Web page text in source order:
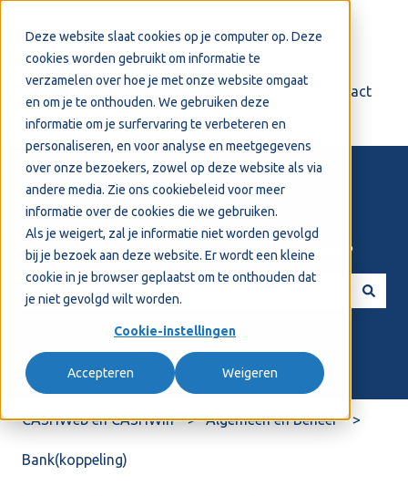
Deze website slaat cookies op je computer op. Deze
cookies worden gebruikt om informatie te
verzamelen over hoe je met onze website omgaat
en om je te onthouden. We gebruiken deze
informatie om je surfervaring te verbeteren en
personaliseren, en voor analyse en meetgegevens
over onze bezoekers, zowel op deze website als via
andere media. Zie ons cookiebeleid voor meer
informatie over de cookies die we gebruiken.
Als je weigert, zal je informatie niet worden gevolgd
bij je bezoek aan deze website. Er wordt een kleine
cookie in je browser geplaatst om te onthouden dat
je niet gevolgd wilt worden.
Cookie-instellingen
Accepteren Weigeren
Support Contact
Welkom! Hoe kunnen we je helpen?
CASHWeb en CASHWin Algemeen en Beheer
Bank(koppeling)